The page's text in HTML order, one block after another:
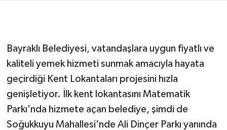
Bayraklı Belediyesi, vatandaşlara uygun fiyatlı ve
kaliteli yemek hizmeti sunmak amacıyla hayata
geçirdiği Kent Lokantaları projesini hızla
genişletiyor. İlk kent lokantasını Matematik
Parkı'nda hizmete açan belediye, şimdi de
Soğukkuyu Mahallesi'nde Ali Dinçer Parkı yanında